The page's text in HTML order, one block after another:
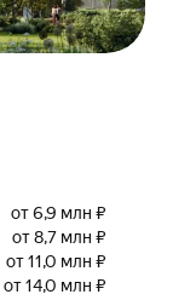
от 6,9 млн ₽
от 8,7 млн ₽
от 11,0 млн ₽
от 14,0 млн ₽